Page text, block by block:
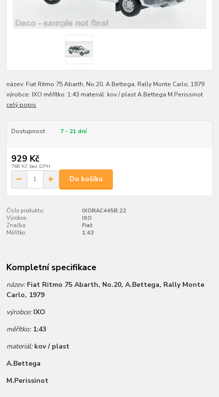
název: Fiat Ritmo 75 Abarth, No.20, A.Bettega, Rally Monte Carlo, 1979
výrobce: IXO měřítko: 1:43 materiál: kov / plast A.Bettega M.Perissinot
celý popis
Dostupnost 7 - 21 dní
929 Kč
768 Kč bez DPH
Do košíku
Číslo produktu:
IXORAC445B.22
Výrobce:
IXO
Značka:
Fiat
Měřítko:
1:43
Kompletní specifikace
název: Fiat Ritmo 75 Abarth, No.20, A.Bettega, Rally Monte
Carlo, 1979
výrobce: IXO
měřítko: 1:43
materiál: kov / plast
A.Bettega
M.Perissinot